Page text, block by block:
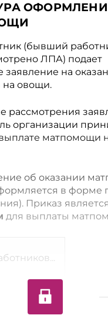
(бывший
ЛПА) подает
заявление на
овощи.
рассмотрения
организации
матпомощи
об оказании
в форме
Приказ является
для выплаты